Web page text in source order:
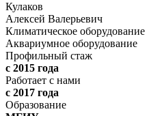
Кулаков
Алексей Валерьевич
Климатическое оборудование
Аквариумное оборудование
Профильный стаж
с 2015 года
Работает с нами
с 2017 года
Образование